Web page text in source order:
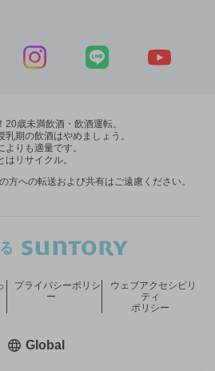
20歳未満飲酒・飲酒運転。
乳期の飲酒はやめましょう。
よりも適量です。
はリサイクル。
方への転送および共有はご遠慮ください。
プライバシーポリシ
ー
ウェブアクセシビリ
ティ
ポリシー
Global新しいウィンドウで開く